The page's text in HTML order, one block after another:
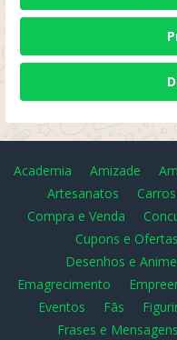
Academia Amizade
Artesanatos
Compra e Venda
Cupons e Ofertas
Desenhos e
Emagrecimento
Eventos
Fãs
Frases e Mensagens